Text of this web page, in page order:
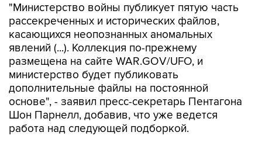
"Министерство войны публикует пятую часть
рассекреченных и исторических файлов,
касающихся неопознанных аномальных
явлений (...). Коллекция по-прежнему
размещена на сайте WAR.GOV/UFO, и
министерство будет публиковать
дополнительные файлы на постоянной
основе", - заявил пресс-секретарь Пентагона
Шон Парнелл, добавив, что уже ведется
работа над следующей подборкой.